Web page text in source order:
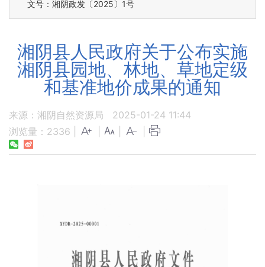
文号：湘阴政发〔2025〕1号
湘阴县人民政府关于公布实施
湘阴县园地、林地、草地定级
和基准地价成果的通知
来源：湘阴自然资源局
2025-01-24 11:44
浏览量： 2336